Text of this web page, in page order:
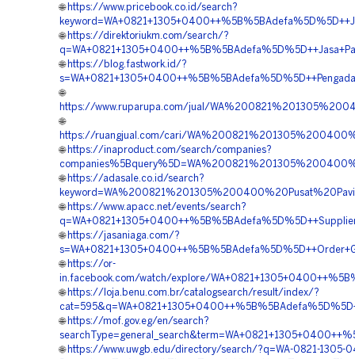
🌐 https://www.pricebook.co.id/search?
🌐 https://direktoriukm.com/search/?
🌐 https://blog.fastwork.id/?
🌐
https://www.ruparupa.com/jual/
🌐
https://ruangjual.com/cari/
🌐 https://inaproduct.com/search/companies?
🌐 https://adasale.co.id/search?
🌐 https://www.apacc.net/events/search?
🌐 https://jasaniaga.com/?
🌐 https://or-
in.facebook.com/watch/explore/
🌐 https://loja.benu.com.br/catalogsearch/result/index/?
🌐 https://mof.gov.eg/en/search?
🌐 https://www.uwgb.edu/directory/search/?q=WA-0821-1305-